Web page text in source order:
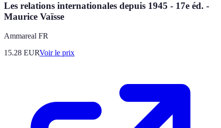
Les relations internationales depuis 1945 - 17e éd. -
Maurice Vaïsse
Ammareal FR
15.28 EURVoir le prix